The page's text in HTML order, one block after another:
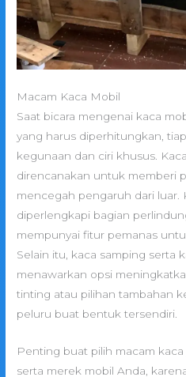
Macam Kaca Mobil
Saat bicara mengenai kaca
yang harus diperhitungkan,
kegunaan dan ciri khusus.
direncanakan untuk memberi
mencegah pengaruh dari luar.
diperlengkapi bagian
mempunyai fitur pemanas
Selain itu, kaca samping serta
menawarkan opsi
tinting atau pilihan tambahan
peluru buat bentuk tersendiri.
Penting buat pilih macam
serta merek mobil Anda,